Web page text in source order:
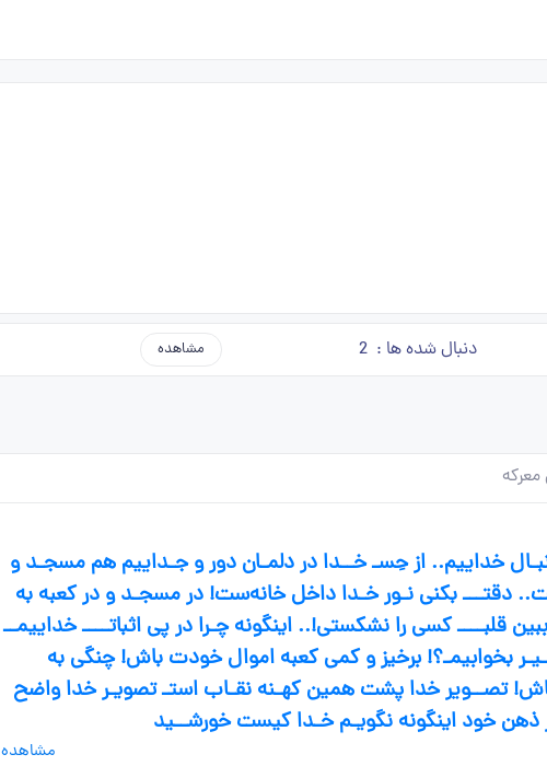
دنبال شده ها : 2 مشاهده
خداییم.. از حِسـ خــدا در دلمـان دور و جـداییم هم مسجـد و
دقتـــ بکنی نـور خـدا داخل خانه‌ست! در مسجـد و در کعبه به
قلبــــ کسی را نشکستی!.. اینگونه چـرا در پی اثباتــــ خداییمــ
بخوابیمـ؟! برخیز و کمی کعبه اموال خودت باش! چنگی به
تصــویر خدا پشت همین کهـنه نقـاب استـ تصویـر خدا واضح
خود اینگونه نگویـم خـدا کیست خورشــید
مشاهده